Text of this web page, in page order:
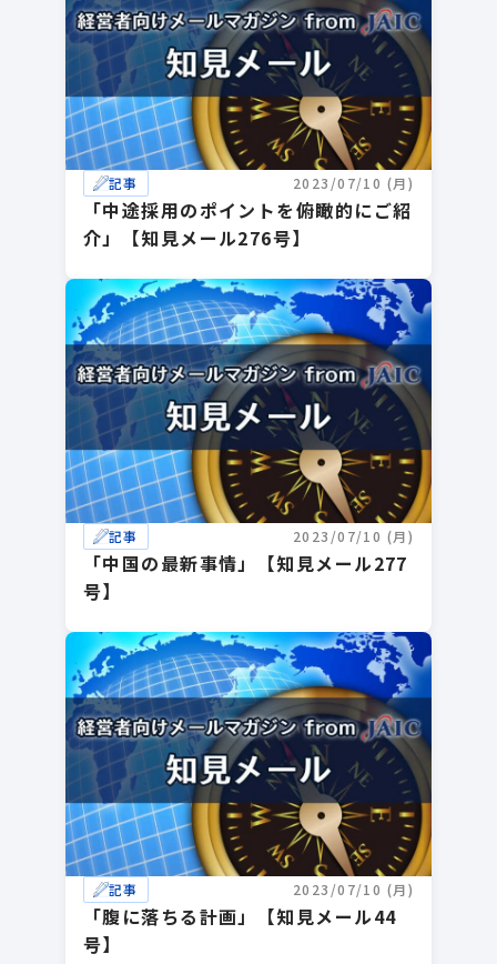
記事 2023/07/10 (月)
「中途採用のポイントを俯瞰的にご紹
介」【知見メール276号】
記事 2023/07/10 (月)
「中国の最新事情」【知見メール277
号】
記事 2023/07/10 (月)
「腹に落ちる計画」【知見メール44
号】